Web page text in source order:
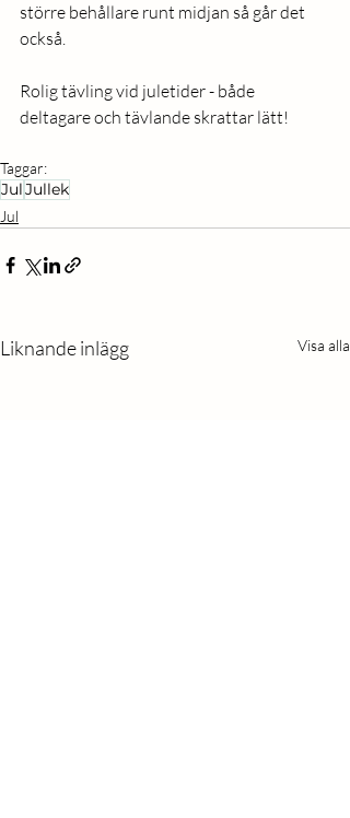
större behållare runt midjan så går det
också.
Rolig tävling vid juletider - både
deltagare och tävlande skrattar lätt!
Taggar:
JulJullek
Jul
Liknande inlägg Visa alla